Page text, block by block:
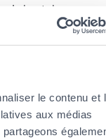
le contenu et
aux médias
bestehen nur
Pools aufgestellt
: Sobald jemand